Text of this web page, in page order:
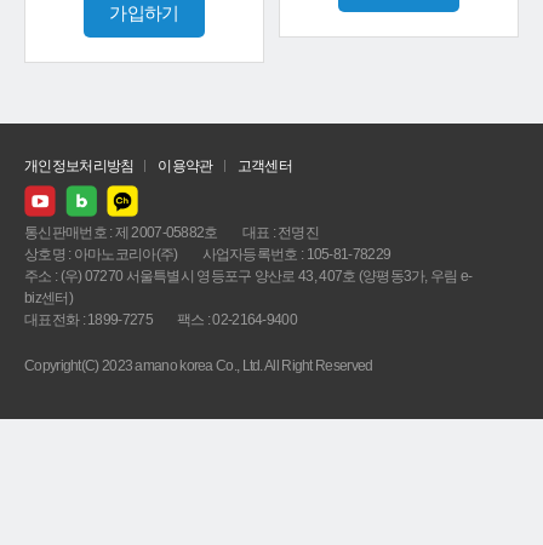
가입하기
개인정보처리방침 이용약관 고객센터
통신판매번호 : 제 2007-05882호
대표 : 전명진
상호명 : 아마노코리아(주)
사업자등록번호 : 105-81-78229
주소 : (우) 07270 서울특별시 영등포구 양산로 43, 407호 (양평동3가, 우림 e-
biz센터)
대표전화 : 1899-7275
팩스 : 02-2164-9400
Copyright(C) 2023 amano korea Co., Ltd. All Right Reserved